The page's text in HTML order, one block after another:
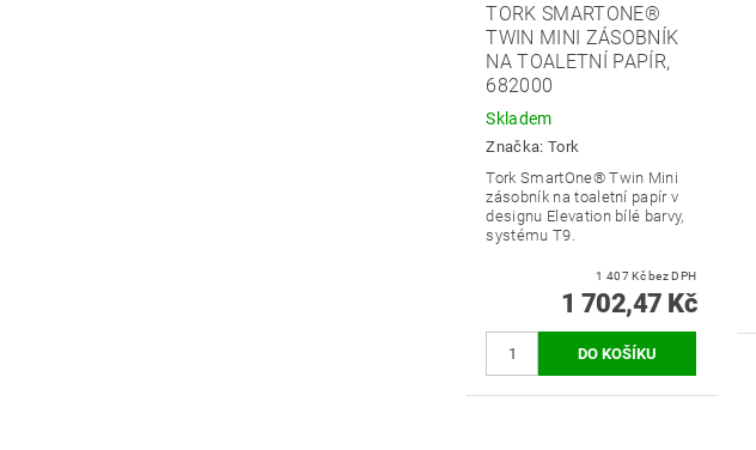
TORK SMARTONE®
TWIN MINI ZÁSOBNÍK
NA TOALETNÍ PAPÍR,
682000
Skladem
Značka: Tork
Tork SmartOne® Twin Mini
zásobník na toaletní papír v
designu Elevation bílé barvy,
systému T9.
1 407 Kč bez DPH
1 702,47 Kč